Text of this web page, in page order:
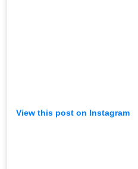
View this post on Instagram